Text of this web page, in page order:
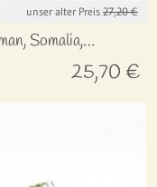
unser alter Preis 27,20 €
Somalia,…
25,70 €